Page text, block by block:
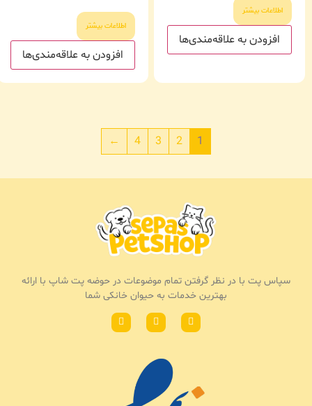
اطلاعات بیشتر
افزودن به علاقه‌مندی‌ها
اطلاعات بیشتر
افزودن به علاقه‌مندی‌ها
1
2
3
4
←
سپاس پت با در نظر گرفتن تمام موضوعات در حوضه پت شاپ با ارائه
بهترین خدمات به حیوان خانکی شما